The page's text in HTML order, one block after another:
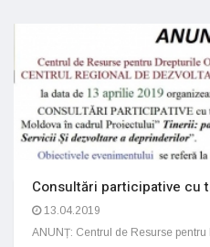
Consultări participative cu
13.04.2019
ANUNȚ: Centrul de Resurse